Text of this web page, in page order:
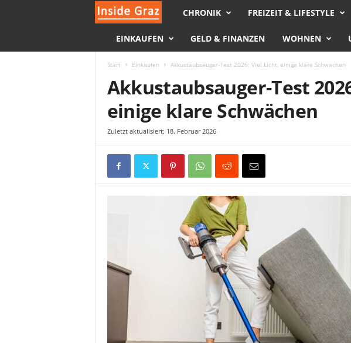
s
i
d
G
CHRONIK FREIZEIT & LIFESTYLE
EINKAUFEN GELD & FINANZEN WOHNEN
Start Einkaufen Akkustaubsauger-Test 2026: Viel Licht, einige klare Schwächen
Akkustaubsauger-Test
einige klare Schwächen
Zuletzt aktualisiert: 18. Februar 2026